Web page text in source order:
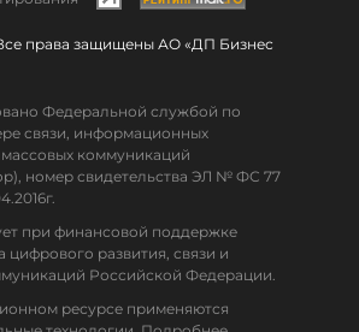
права защищены АО «ДП Бизнес
Федеральной службой по
связи, информационных
коммуникаций
номер свидетельства ЭЛ № ФС 77
при финансовой поддержке
цифрового развития, связи и
Российской Федерации.
ресурсе применяются